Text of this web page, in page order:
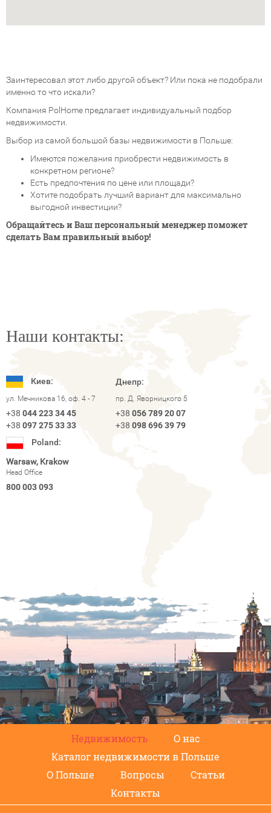
Заинтересовал этот либо другой объект? Или пока не подобрали
именно то что искали?
Компания PolHome предлагает индивидуальный подбор
недвижимости.
Выбор из самой большой базы недвижимости в Польше:
Имеются пожелания приобрести недвижимость в
конкретном регионе?
Есть предпочтения по цене или площади?
Хотите подобрать лучший вариант для максимально
выгодной инвестиции?
Обращайтесь и Ваш персональный менеджер поможет
сделать Вам правильный выбор!
Наши контакты:
Киев:
ул. Мечникова 16, оф. 4 - 7
+38 044 223 34 45
+38 097 275 33 33
Днепр:
пр. Д. Яворницкого 5
+38 056 789 20 07
+38 098 696 39 79
Poland:
Warsaw, Krakow
Head Office
800 003 093
Недвижимость
О нас
Каталог недвижимости в Польше
О Польше
Вопросы
Статьи
Контакты